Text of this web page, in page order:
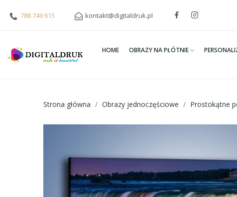
788 749 615 kontakt@digitaldruk.pl
HOME OBRAZY NA PŁÓTNIE
Strona główna Obrazy jednoczęściowe Prostokątne